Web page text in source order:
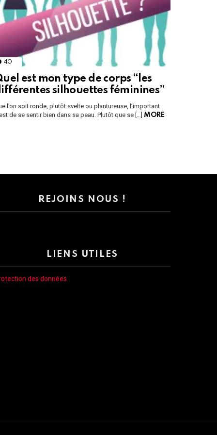
40 Comments
est mon type de corps “les
silhouettes féminines”
l’on soit ronde, plutôt svelte ou plantureuse, l’important
de se sentir bien dans sa peau. Plutôt que se […] MORE
REJOINS NOUS !
LIENS UTILES
des données